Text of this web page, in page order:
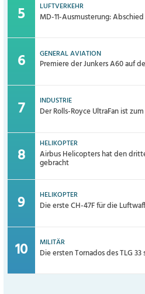
LUFTVERKEHR
MD-11-Ausmusterung:
GENERAL AVIATION
Premiere der Junkers A60 auf
INDUSTRIE
Der Rolls-Royce UltraFan ist
HELIKOPTER
Airbus Helicopters hat den
gebracht
HELIKOPTER
Die erste CH-47F für die
MILITÄR
Die ersten Tornados des TLG